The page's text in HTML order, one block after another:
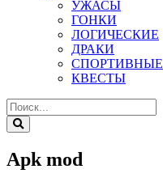
УЖАСЫ
ГОНКИ
ЛОГИЧЕСКИЕ
ДРАКИ
СПОРТИВНЫЕ
КВЕСТЫ
Apk mod